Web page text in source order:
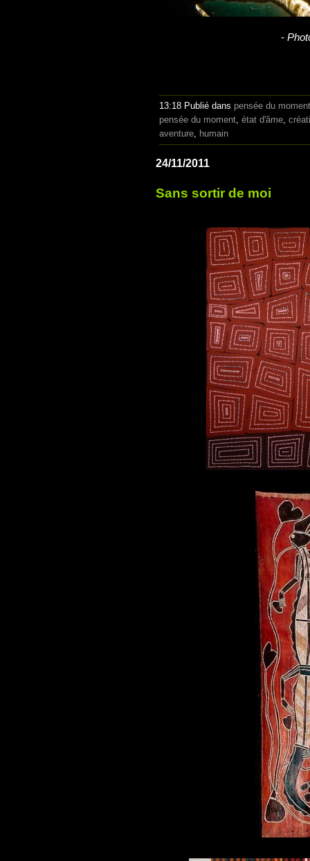
-
13:18 Publié dans pensée du moment
pensée du moment, état d'âme,
aventure, humain
24/11/2011
Sans sortir de moi